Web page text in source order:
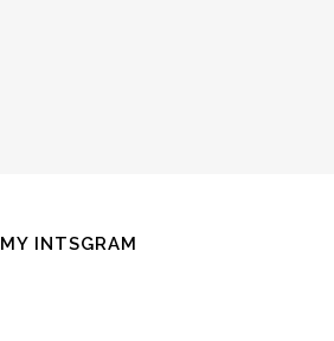
MY INTSGRAM